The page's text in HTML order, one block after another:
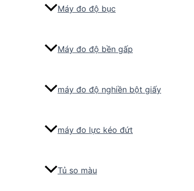
Máy đo độ bục
Máy đo độ bền gấp
máy đo độ nghiền bột giấy
máy đo lực kéo đứt
Tủ so màu